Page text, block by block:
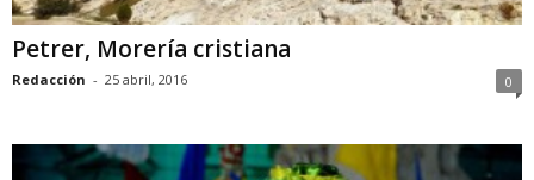
Petrer, Morería cristiana
Redacción - 25 abril, 2016 0